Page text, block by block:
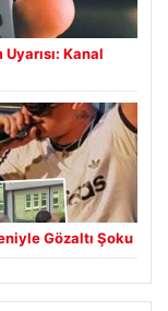
Kanal
Gözaltı Şoku